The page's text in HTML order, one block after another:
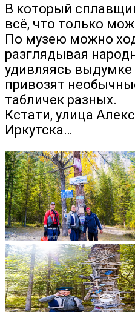
В который
всё, что только
По музею можно
разглядывая
удивляясь
привозят
табличек разных.
Кстати, улица
Иркутска…